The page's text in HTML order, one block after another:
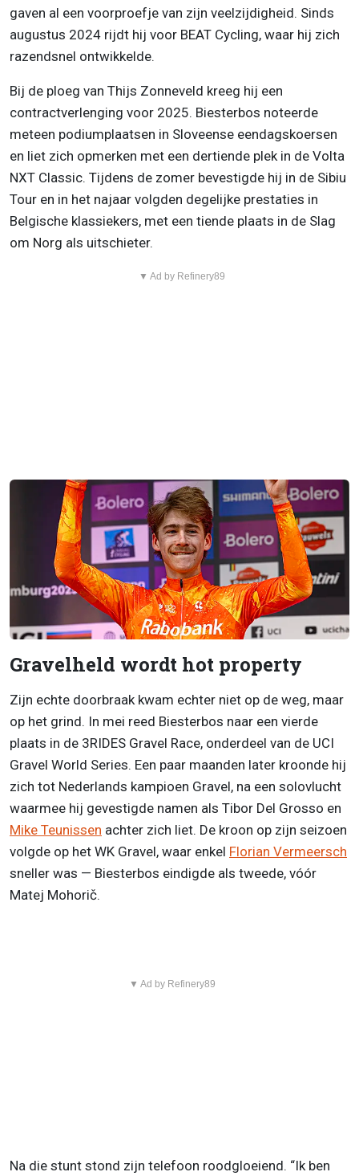
gaven al een voorproefje van zijn veelzijdigheid. Sinds
augustus 2024 rijdt hij voor BEAT Cycling, waar hij zich
razendsnel ontwikkelde.
Bij de ploeg van Thijs Zonneveld kreeg hij een
contractverlenging voor 2025. Biesterbos noteerde
meteen podiumplaatsen in Sloveense eendagskoersen
en liet zich opmerken met een dertiende plek in de Volta
NXT Classic. Tijdens de zomer bevestigde hij in de Sibiu
Tour en in het najaar volgden degelijke prestaties in
Belgische klassiekers, met een tiende plaats in de Slag
om Norg als uitschieter.
▼ Ad by Refinery89
Gravelheld wordt hot property
Zijn echte doorbraak kwam echter niet op de weg, maar
op het grind. In mei reed Biesterbos naar een vierde
plaats in de 3RIDES Gravel Race, onderdeel van de UCI
Gravel World Series. Een paar maanden later kroonde hij
zich tot Nederlands kampioen Gravel, na een solovlucht
waarmee hij gevestigde namen als Tibor Del Grosso en
Mike Teunissen achter zich liet. De kroon op zijn seizoen
volgde op het WK Gravel, waar enkel Florian Vermeersch
sneller was — Biesterbos eindigde als tweede, vóór
Matej Mohorič.
▼ Ad by Refinery89
Na die stunt stond zijn telefoon roodgloeiend. “Ik ben